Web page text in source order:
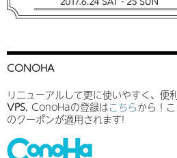
CONOHA
リニューアルして更に使いやすく、便
VPS, ConoHaの登録はこちらから！
のクーポンが適用されます!